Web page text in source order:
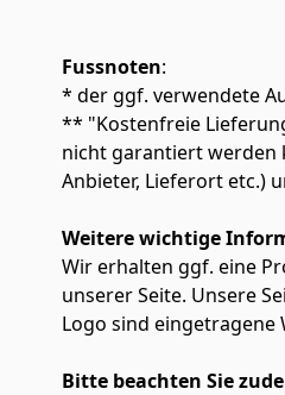
Fussnoten:
* der ggf. verwendete
** "Kostenfreie
nicht garantiert werden
Anbieter, Lieferort etc.)
Weitere wichtige
Wir erhalten ggf. eine
unserer Seite. Unsere
Logo sind eingetragene
Bitte beachten Sie